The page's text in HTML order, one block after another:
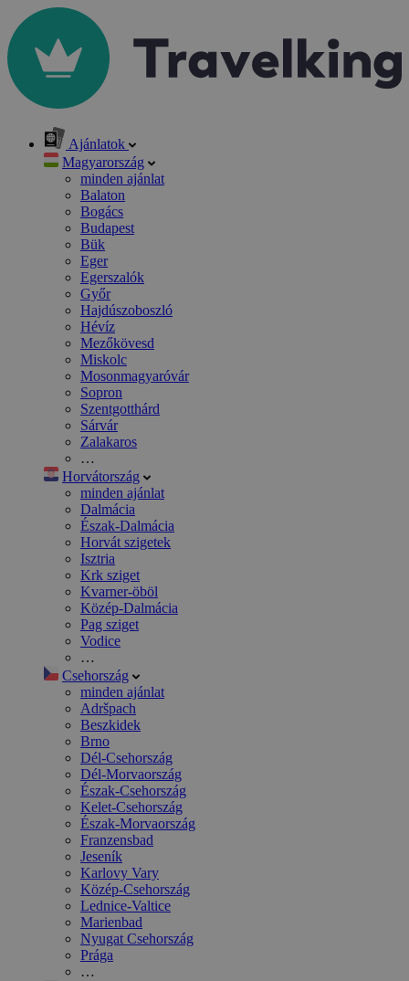
Ajánlatok
Magyarország
minden ajánlat
Balaton
Bogács
Budapest
Bük
Eger
Egerszalók
Győr
Hajdúszoboszló
Hévíz
Mezőkövesd
Miskolc
Mosonmagyaróvár
Sopron
Szentgotthárd
Sárvár
Zalakaros
…
Horvátország
minden ajánlat
Dalmácia
Észak-Dalmácia
Horvát szigetek
Isztria
Krk sziget
Kvarner-öböl
Közép-Dalmácia
Pag sziget
Vodice
…
Csehország
minden ajánlat
Adršpach
Beszkidek
Brno
Dél-Csehország
Dél-Morvaország
Észak-Csehország
Kelet-Csehország
Észak-Morvaország
Franzensbad
Jeseník
Karlovy Vary
Közép-Csehország
Lednice-Valtice
Marienbad
Nyugat Csehország
Prága
…